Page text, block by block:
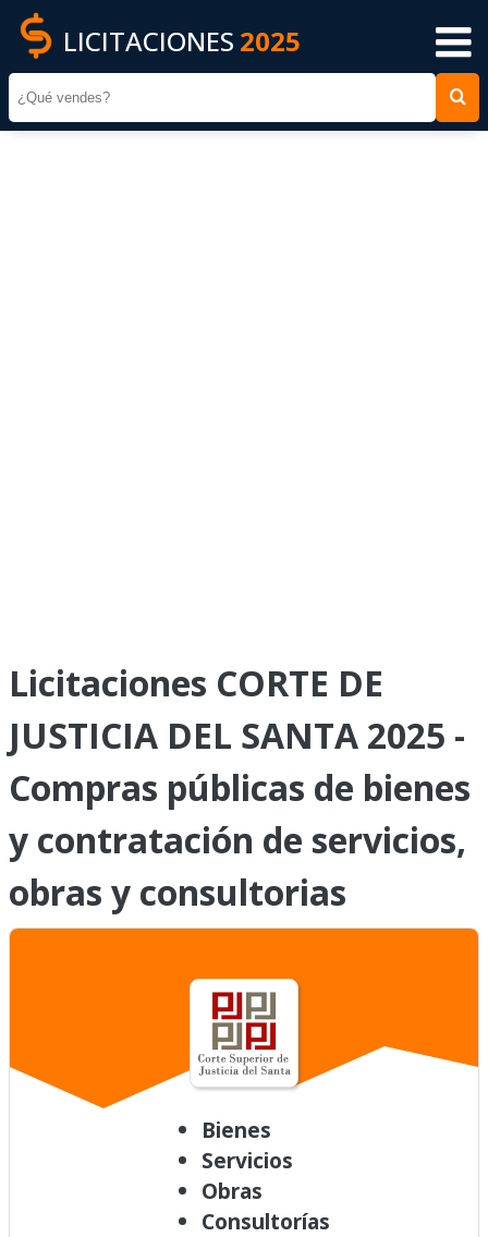
LICITACIONES 2025
Licitaciones CORTE DE
JUSTICIA DEL SANTA 2025 -
Compras públicas de bienes
y contratación de servicios,
obras y consultorias
Bienes
Servicios
Obras
Consultorías